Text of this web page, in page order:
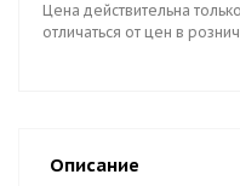
Цена действительна
отличаться от цен в
Описание